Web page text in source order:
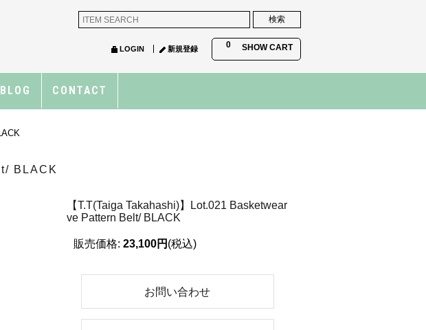
0 SHOW CART
LOGIN 新規登録
BLOG CONTACT
BLACK
【T.T(Taiga Takahashi)】Lot.021 Basketwear
ve Pattern Belt/ BLACK
販売価格: 23,100円 (税込)
お問い合わせ